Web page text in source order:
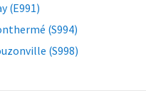
(E991)
(S994)
(S998)